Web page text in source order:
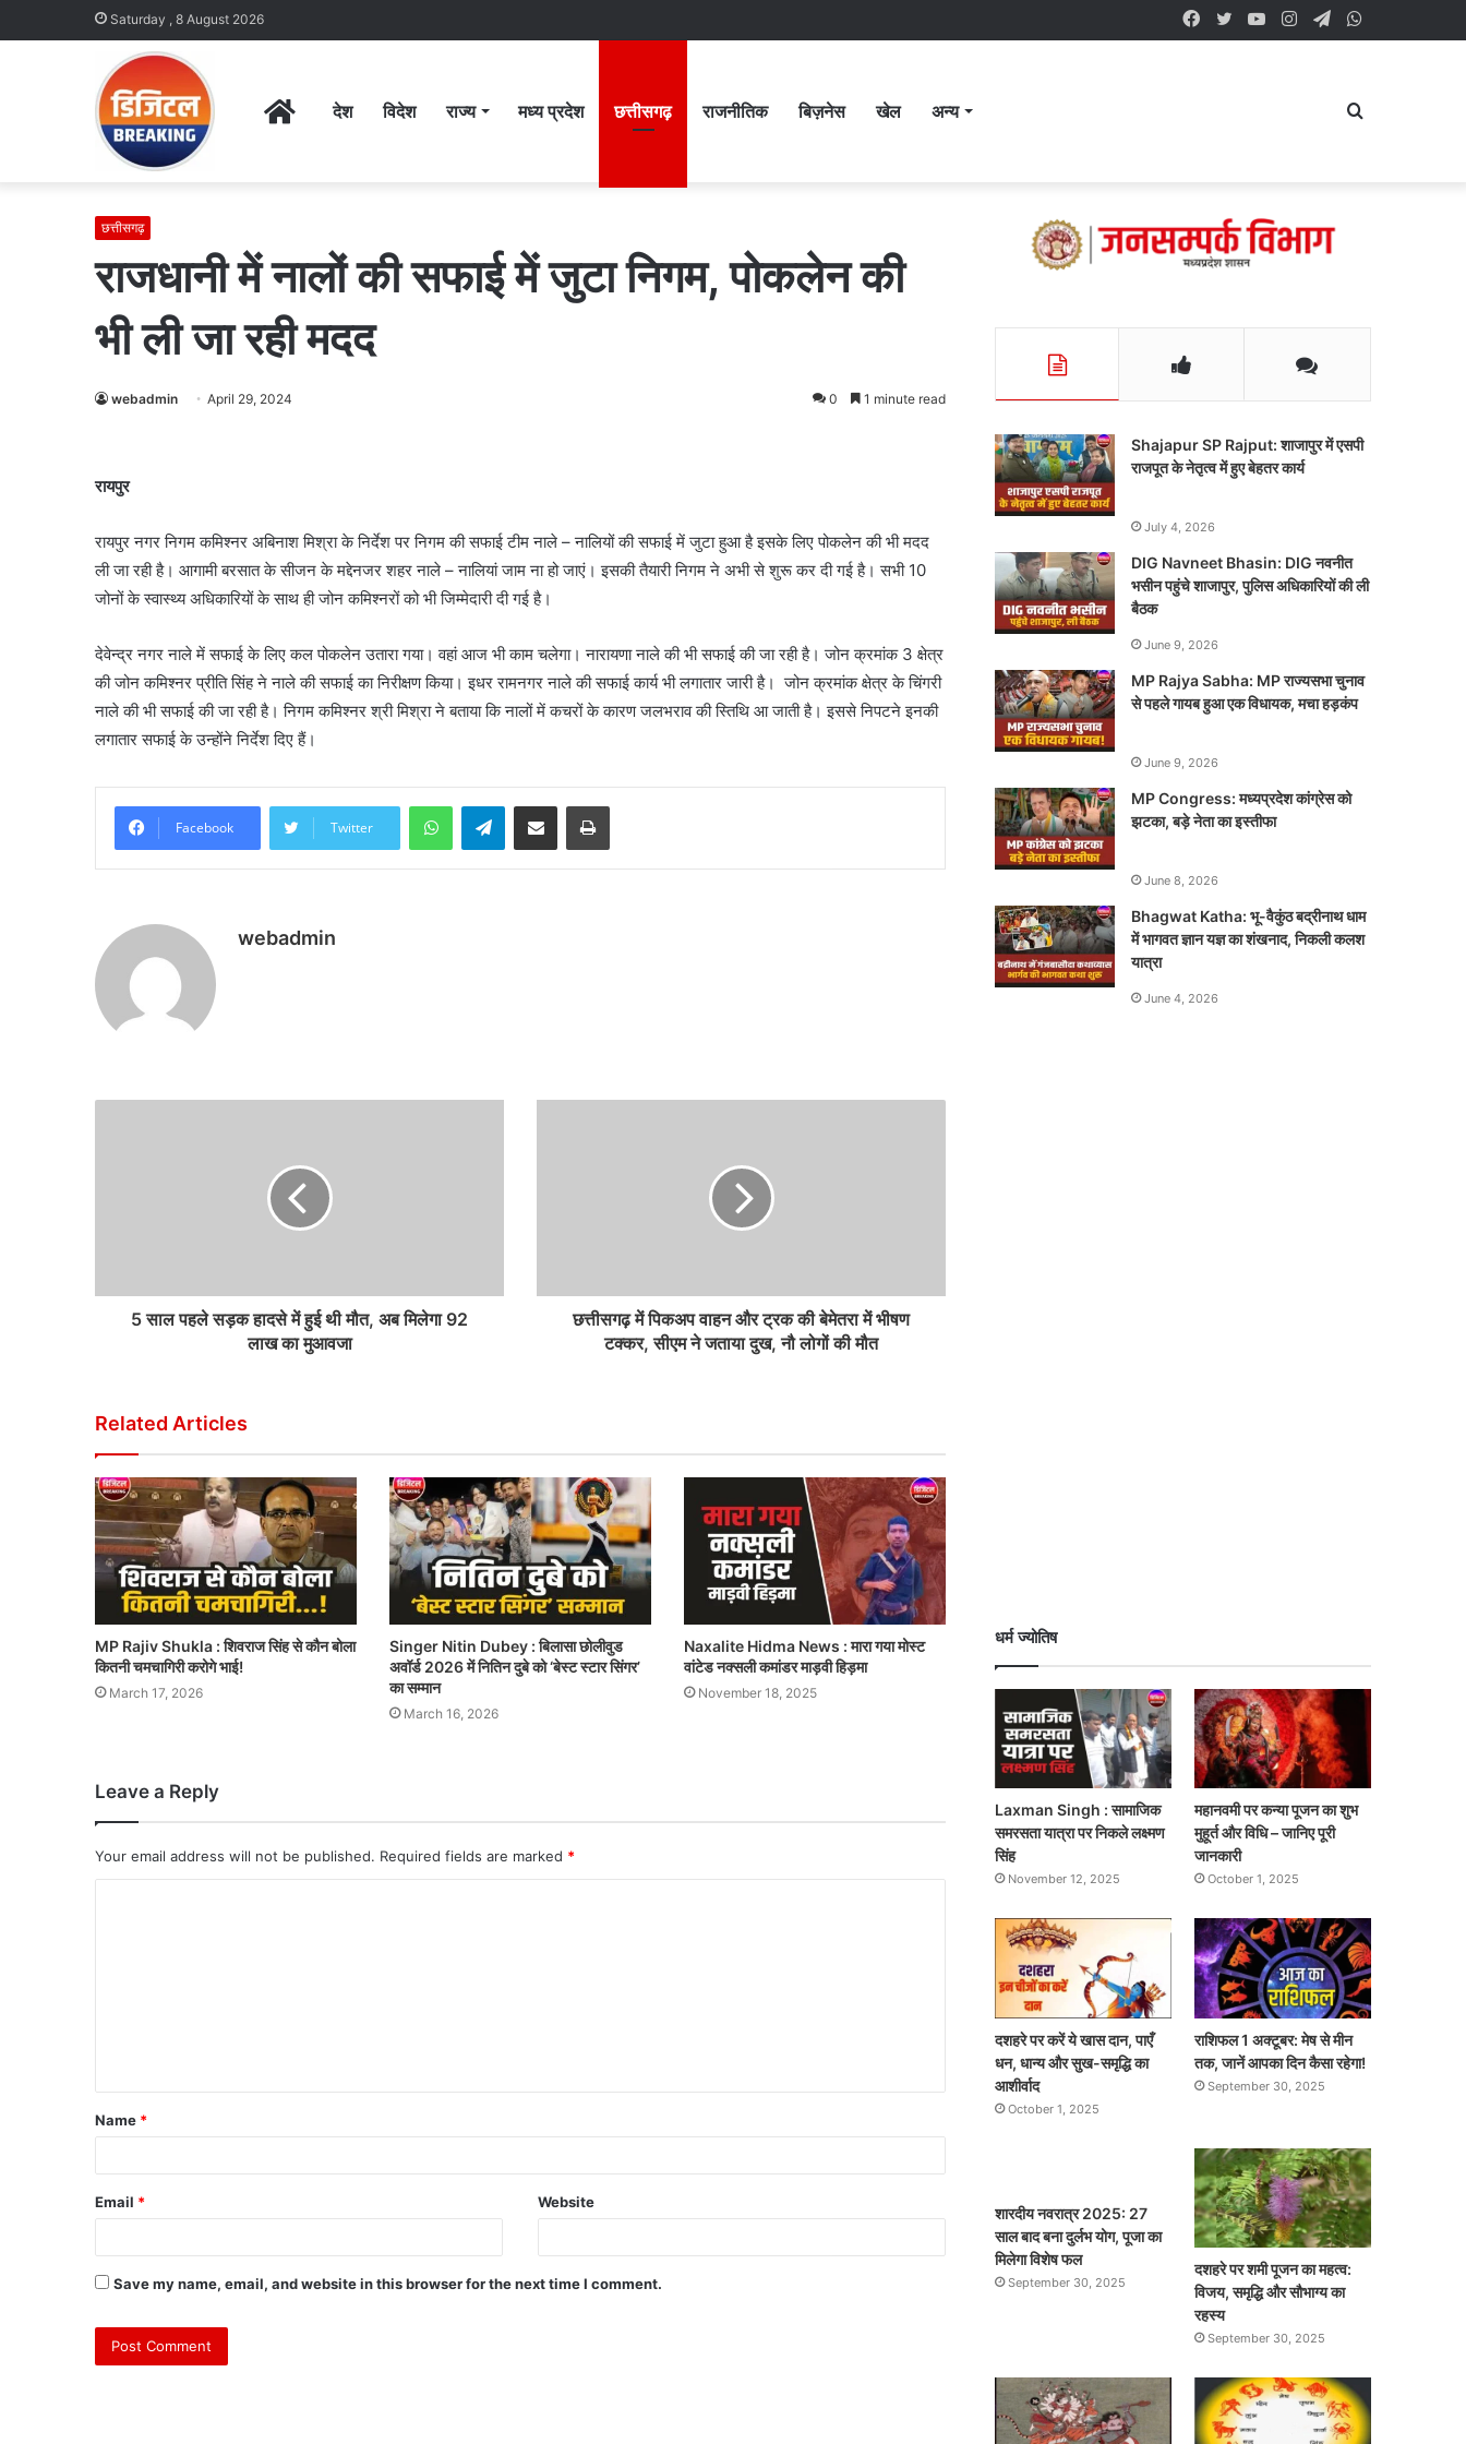
Saturday , 8 August 2026 Telegram
Instagram
YouTube
Twitter
Facebook
Homeदेश विदेश राज्य मध्य प्रदेश छत्तीसगढ़ राजनीतिक बिज़नेस खेल अन्य Search
छत्तीसगढ़
राजधानी में नालों की सफाई में जुटा निगम, पोकलेन की
भी ली जा रही मदद
webadmin April 29, 2024 0 1 minute read
रायपुर
रायपुर नगर निगम कमिश्नर अबिनाश मिश्रा के निर्देश पर निगम की सफाई टीम नाले – नालियों की सफाई में जुटा हुआ है इसके लिए पोकलेन की भी मदद
ली जा रही है। आगामी बरसात के सीजन के मद्देनजर शहर नाले – नालियां जाम ना हो जाएं। इसकी तैयारी निगम ने अभी से शुरू कर दी गई है। सभी 10
जोनों के स्वास्थ्य अधिकारियों के साथ ही जोन कमिश्नरों को भी जिम्मेदारी दी गई है।
देवेन्द्र नगर नाले में सफाई के लिए कल पोकलेन उतारा गया। वहां आज भी काम चलेगा। नारायणा नाले की भी सफाई की जा रही है। जोन क्रमांक 3 क्षेत्र
की जोन कमिश्नर प्रीति सिंह ने नाले की सफाई का निरीक्षण किया। इधर रामनगर नाले की सफाई कार्य भी लगातार जारी है। जोन क्रमांक क्षेत्र के चिंगरी
नाले की भी सफाई की जा रही है। निगम कमिश्नर श्री मिश्रा ने बताया कि नालों में कचरों के कारण जलभराव की स्तिथि आ जाती है। इससे निपटने इनकी
लगातार सफाई के उन्होंने निर्देश दिए हैं।
Facebook Twitter
WhatsAppTelegramShare via Email Print
webadmin
5 साल पहले सड़क हादसे में हुई थी मौत, अब मिलेगा 92
लाख का मुआवजा
छत्तीसगढ़ में पिकअप वाहन और ट्रक की बेमेतरा में भीषण
टक्कर, सीएम ने जताया दुख, नौ लोगों की मौत
Related Articles
MP Rajiv Shukla : शिवराज सिंह से कौन बोला
कितनी चमचागिरी करोगे भाई!
March 17, 2026
Singer Nitin Dubey : बिलासा छोलीवुड
अवॉर्ड 2026 में नितिन दुबे को ‘बेस्ट स्टार सिंगर’
का सम्मान
March 16, 2026
Naxalite Hidma News : मारा गया मोस्ट
वांटेड नक्सली कमांडर माड़वी हिड़मा
November 18, 2025
Leave a Reply
Your email address will not be published. Required fields are marked *
Name *
Email * Website
Save my name, email, and website in this browser for the next time I comment.
Shajapur SP Rajput: शाजापुर में एसपी
राजपूत के नेतृत्व में हुए बेहतर कार्य
July 4, 2026
DIG Navneet Bhasin: DIG नवनीत
भसीन पहुंचे शाजापुर, पुलिस अधिकारियों की ली
बैठक
June 9, 2026
MP Rajya Sabha: MP राज्यसभा चुनाव
से पहले गायब हुआ एक विधायक, मचा हड़कंप
June 9, 2026
MP Congress: मध्यप्रदेश कांग्रेस को
झटका, बड़े नेता का इस्तीफा
June 8, 2026
Bhagwat Katha: भू-वैकुंठ बद्रीनाथ धाम
में भागवत ज्ञान यज्ञ का शंखनाद, निकली कलश
यात्रा
June 4, 2026
धर्म ज्योतिष
Laxman Singh : सामाजिक
समरसता यात्रा पर निकले लक्ष्मण
सिंह
November 12, 2025
महानवमी पर कन्या पूजन का शुभ
मुहूर्त और विधि – जानिए पूरी
जानकारी
October 1, 2025
दशहरे पर करें ये खास दान, पाएँ
धन, धान्य और सुख-समृद्धि का
आशीर्वाद
October 1, 2025
राशिफल 1 अक्टूबर: मेष से मीन
तक, जानें आपका दिन कैसा रहेगा!
September 30, 2025
शारदीय नवरात्र 2025: 27
साल बाद बना दुर्लभ योग, पूजा का
मिलेगा विशेष फल
September 30, 2025
दशहरे पर शमी पूजन का महत्व:
विजय, समृद्धि और सौभाग्य का
रहस्य
September 30, 2025